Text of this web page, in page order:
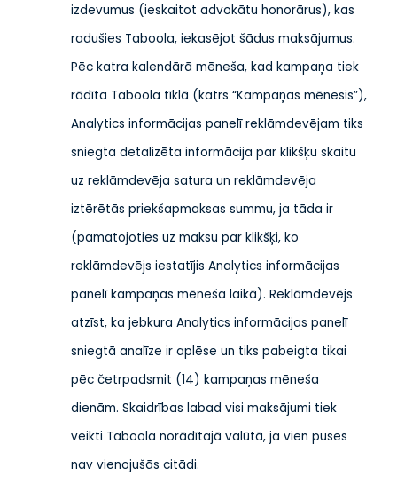
izdevumus (ieskaitot advokātu honorārus), kas
radušies Taboola, iekasējot šādus maksājumus.
Pēc katra kalendārā mēneša, kad kampaņa tiek
rādīta Taboola tīklā (katrs “Kampaņas mēnesis”),
Analytics informācijas panelī reklāmdevējam tiks
sniegta detalizēta informācija par klikšķu skaitu
uz reklāmdevēja satura un reklāmdevēja
iztērētās priekšapmaksas summu, ja tāda ir
(pamatojoties uz maksu par klikšķi, ko
reklāmdevējs iestatījis Analytics informācijas
panelī kampaņas mēneša laikā). Reklāmdevējs
atzīst, ka jebkura Analytics informācijas panelī
sniegtā analīze ir aplēse un tiks pabeigta tikai
pēc četrpadsmit (14) kampaņas mēneša
dienām. Skaidrības labad visi maksājumi tiek
veikti Taboola norādītajā valūtā, ja vien puses
nav vienojušās citādi.